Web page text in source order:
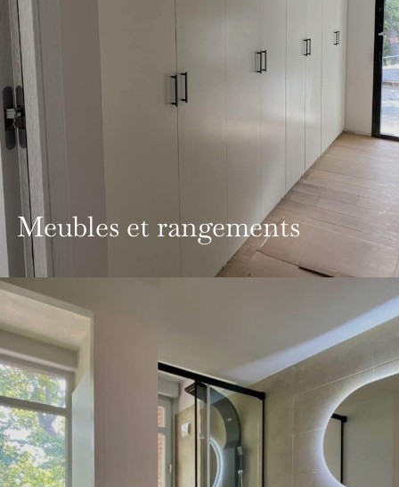
Meubles et rangements